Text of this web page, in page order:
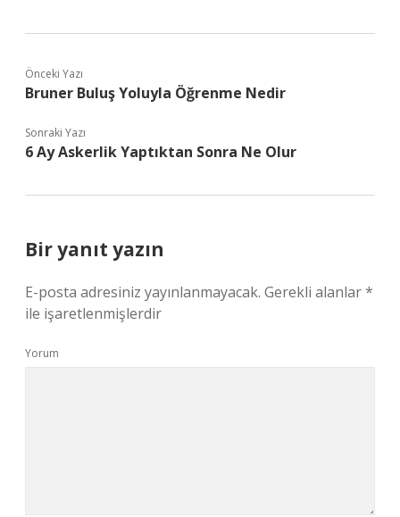
Önceki Yazı
Bruner Buluş Yoluyla Öğrenme Nedir
Sonraki Yazı
6 Ay Askerlik Yaptıktan Sonra Ne Olur
Bir yanıt yazın
E-posta adresiniz yayınlanmayacak. Gerekli alanlar*
ile işaretlenmişlerdir
Yorum